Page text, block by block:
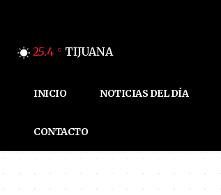
25.4 C TIJUANA
INICIO NOTICIAS DEL DÍA
CONTACTO